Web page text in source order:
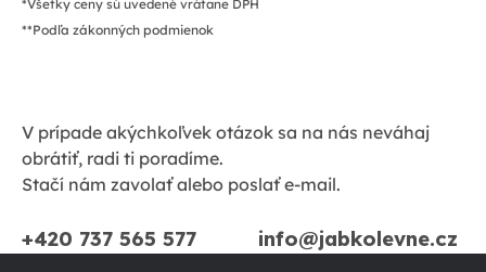
*Všetky ceny sú uvedené vrátane DPH
**Podľa zákonných podmienok
V prípade akýchkoľvek otázok sa na nás neváhaj
obrátiť, radi ti poradíme.
Stačí nám zavolať alebo poslať e-mail.
+420 737 565 577 info@jabkolevne.cz